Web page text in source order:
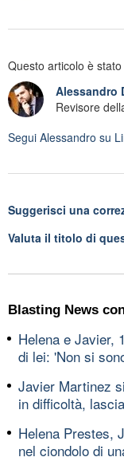
Questo articolo è
Alessandro
Revisore
Segui Alessandro su
Suggerisci una
Valuta il titolo di
Blasting News
Helena e Javier,
di lei: 'Non si
Javier Martinez
in difficoltà,
Helena Prestes,
nel ciondolo di